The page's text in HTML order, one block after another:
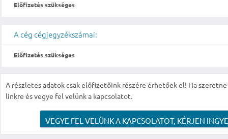
Előfizetés szükséges
A cég cégjegyzékszámai:
Előfizetés szükséges
A részletes adatok csak előfizetőink részére érhetőek el! Ha
linkre és vegye fel velünk a kapcsolatot.
VEGYE FEL VELÜNK A KAPCSOLATOT, KÉRJEN